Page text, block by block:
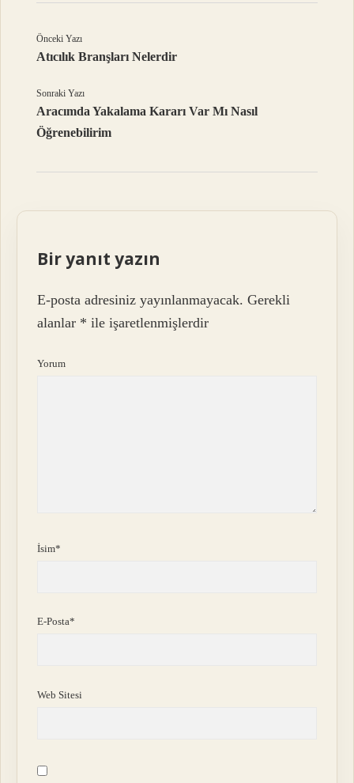
Önceki Yazı
Atıcılık Branşları Nelerdir
Sonraki Yazı
Aracımda Yakalama Kararı Var Mı Nasıl
Öğrenebilirim
Bir yanıt yazın
E-posta adresiniz yayınlanmayacak. Gerekli
alanlar * ile işaretlenmişlerdir
Yorum
İsim*
E-Posta*
Web Sitesi